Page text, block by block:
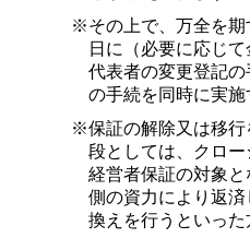
※その上で、万全を期
日に（必要に応じて
代表者の変更登記
の手続を同時に実施
※保証の解除又は移行
段としては、クロ
経営者保証の対象
側の資力により返
換えを行うといった